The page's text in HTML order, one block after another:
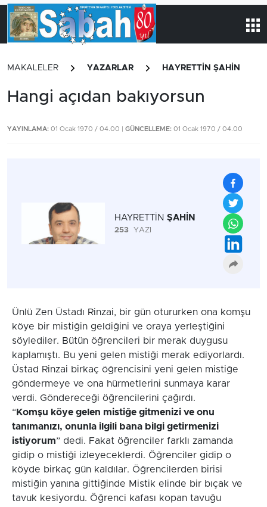
MAKALELER YAZARLAR HAYRETTİN ŞAHİN
Hangi açıdan bakıyorsun
YAYINLAMA: 01 Ocak 1970 / 04.00 | GÜNCELLEME: 01 Ocak 1970 / 04.00
HAYRETTİN ŞAHİN
253 YAZI
Ünlü Zen Üstadı Rinzai, bir gün otururken ona komşu
köye bir mistiğin geldiğini ve oraya yerleştiğini
söylediler. Bütün öğrencileri bir merak duygusu
kaplamıştı. Bu yeni gelen mistiği merak ediyorlardı.
Üstad Rinzai birkaç öğrencisini yeni gelen mistiğe
göndermeye ve ona hürmetlerini sunmaya karar
verdi. Göndereceği öğrencilerini çağırdı.
“ Komşu köye gelen mistiğe gitmenizi ve onu
tanımanızı, onunla ilgili bana bilgi getirmenizi
istiyorum” dedi. Fakat öğrenciler farklı zamanda
gidip o mistiği izleyeceklerdi. Öğrenciler gidip o
köyde birkaç gün kaldılar. Öğrencilerden birisi
mistiğin yanına gittiğinde Mistik elinde bir bıçak ve
tavuk kesiyordu. Öğrenci kafası kopan tavuğu